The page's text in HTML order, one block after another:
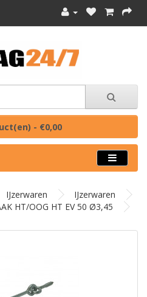
- €0,00
IJzerwaren
IJzerwaren
HT/OOG HT EV 50 Ø3,45